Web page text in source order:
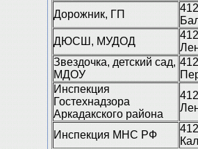
Дорожник, ГП
ДЮСШ, МУДОД
Звездочка, детский сад,
МДОУ
Инспекция
Гостехнадзора
Аркадакского района
Инспекция МНС РФ